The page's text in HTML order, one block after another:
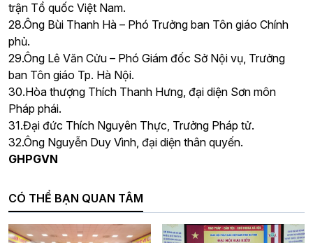
trận Tổ quốc Việt Nam.
28.Ông Bùi Thanh Hà – Phó Trưởng ban Tôn giáo Chính
phủ.
29.Ông Lê Văn Cửu – Phó Giám đốc Sở Nội vụ, Trưởng
ban Tôn giáo Tp. Hà Nội.
30.Hòa thượng Thích Thanh Hưng, đại diện Sơn môn
Pháp phái.
31.Đại đức Thích Nguyên Thực, Trưởng Pháp tử.
32.Ông Nguyễn Duy Vình, đại diện thân quyến.
GHPGVN
CÓ THỂ BẠN QUAN TÂM